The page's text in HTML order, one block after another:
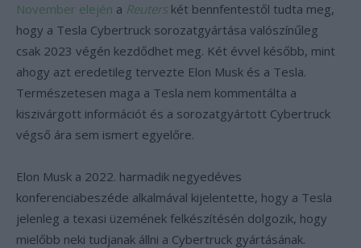
November elején a Reuterskét bennfentestől tudta meg,
hogy a Tesla Cybertruck sorozatgyártása valószínűleg
csak 2023 végén kezdődhet meg. Két évvel később, mint
ahogy azt eredetileg tervezte Elon Musk és a Tesla.
Természetesen maga a Tesla nem kommentálta a
kiszivárgott információt és a sorozatgyártott Cybertruck
végső ára sem ismert egyelőre.
Elon Musk a 2022. harmadik negyedéves
konferenciabeszéde alkalmával kijelentette, hogy a Tesla
jelenleg a texasi üzemének felkészítésén dolgozik, hogy
mielőbb neki tudjanak állni a Cybertruck gyártásának.